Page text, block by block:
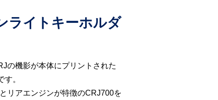
ライトキーホルダ
の機影が本体にプリントされた
。
リアエンジンが特徴のCRJ700を